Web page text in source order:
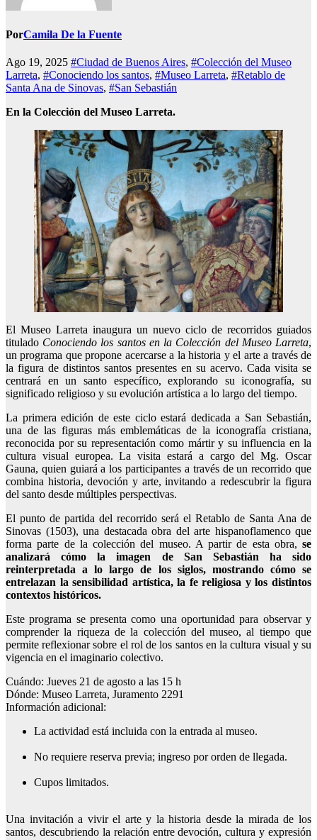
PorCamila De la Fuente
Ago 19, 2025 #Ciudad de Buenos Aires, #Colección del Museo
Larreta, #Conociendo los santos, #Museo Larreta, #Retablo de
Santa Ana de Sinovas, #San Sebastián
En la Colección del Museo Larreta.
El Museo Larreta inaugura un nuevo ciclo de recorridos guiados
titulado Conociendo los santos en la Colección del Museo Larreta,
un programa que propone acercarse a la historia y el arte a través de
la figura de distintos santos presentes en su acervo. Cada visita se
centrará en un santo específico, explorando su iconografía, su
significado religioso y su evolución artística a lo largo del tiempo.
La primera edición de este ciclo estará dedicada a San Sebastián,
una de las figuras más emblemáticas de la iconografía cristiana,
reconocida por su representación como mártir y su influencia en la
cultura visual europea. La visita estará a cargo del Mg. Oscar
Gauna, quien guiará a los participantes a través de un recorrido que
combina historia, devoción y arte, invitando a redescubrir la figura
del santo desde múltiples perspectivas.
El punto de partida del recorrido será el Retablo de Santa Ana de
Sinovas (1503), una destacada obra del arte hispanoflamenco que
forma parte de la colección del museo. A partir de esta obra, se
analizará cómo la imagen de San Sebastián ha sido
reinterpretada a lo largo de los siglos, mostrando cómo se
entrelazan la sensibilidad artística, la fe religiosa y los distintos
contextos históricos.
Este programa se presenta como una oportunidad para observar y
comprender la riqueza de la colección del museo, al tiempo que
permite reflexionar sobre el rol de los santos en la cultura visual y su
vigencia en el imaginario colectivo.
Cuándo: Jueves 21 de agosto a las 15 h
Dónde: Museo Larreta, Juramento 2291
Información adicional:
La actividad está incluida con la entrada al museo.
No requiere reserva previa; ingreso por orden de llegada.
Cupos limitados.
Una invitación a vivir el arte y la historia desde la mirada de los
santos, descubriendo la relación entre devoción, cultura y expresión